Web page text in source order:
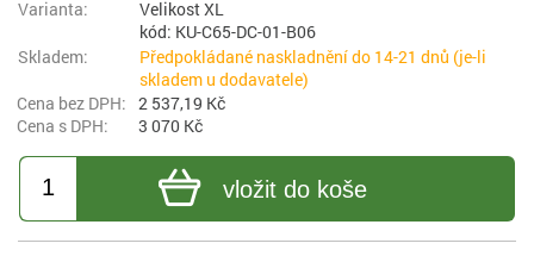
Velikost XL
kód: KU-C65-DC-01-B06
Předpokládané naskladnění do 14-21 dnů (je-li
skladem u dodavatele)
2 537,19 Kč
3 070 Kč
vložit do koše